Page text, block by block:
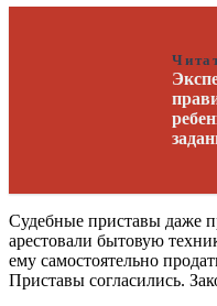
Судебные приставы даже
арестовали бытовую
ему самостоятельно
Приставы согласились.